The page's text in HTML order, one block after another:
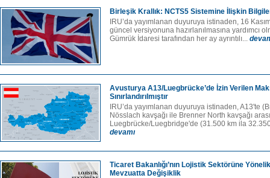
Birleşik Krallık: NCTS5 Sistemine İlişkin
IRU’da yayımlanan duyuruya istinaden, 16
güncel versiyonuna hazırlanılmasına yardımcı
Gümrük İdaresi tarafından her ay ayrıntılı...
Avusturya A13/Luegbrücke’de İzin Verilen
Sınırlandırılmıştır
IRU’da yayımlanan duyuruya istinaden, A13'te
Nösslach kavşağı ile Brenner North kavşağı
Luegbrücke/Luegbridge'de (31.500 km ila
devamı
Ticaret Bakanlığı’nın Lojistik Sektörüne
Mevzuatta Değişiklik